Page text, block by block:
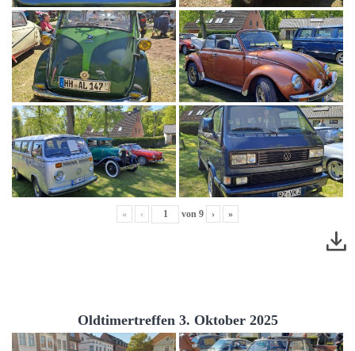
« ‹ von 9 › »
Oldtimertreffen 3. Oktober 2025